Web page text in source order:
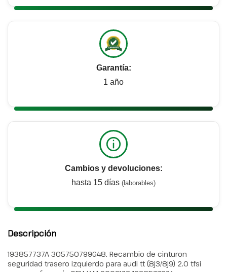
Garantía:
1 año
Cambios y devoluciones:
hasta 15 días (laborables)
Descripción
193857737A 305750799G48. Recambio de cinturon
seguridad trasero izquierdo para audi tt (8j3/8j9) 2.0 tfsi